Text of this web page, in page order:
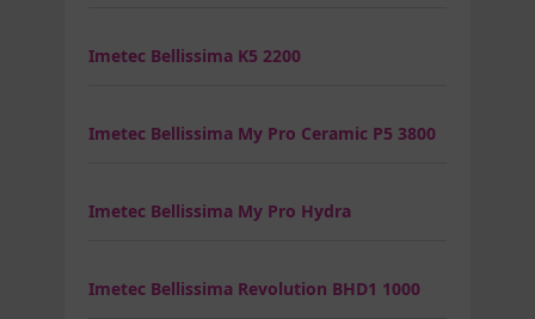
Imetec Bellissima K5 2200
Imetec Bellissima My Pro Ceramic P5 3800
Imetec Bellissima My Pro Hydra
Imetec Bellissima Revolution BHD1 1000